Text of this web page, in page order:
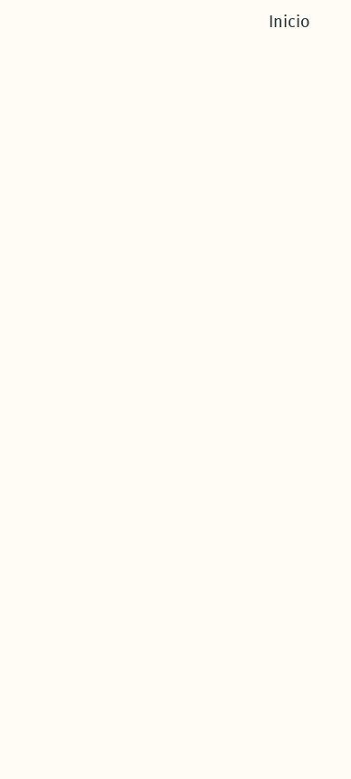
Inicio